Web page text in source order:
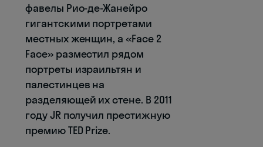
фавелы Рио-де-Жанейро
гигантскими портретами
местных женщин, а «Face 2
Face» разместил рядом
портреты израильтян и
палестинцев на
разделяющей их стене. В 2011
году JR получил престижную
премию TED Prize.